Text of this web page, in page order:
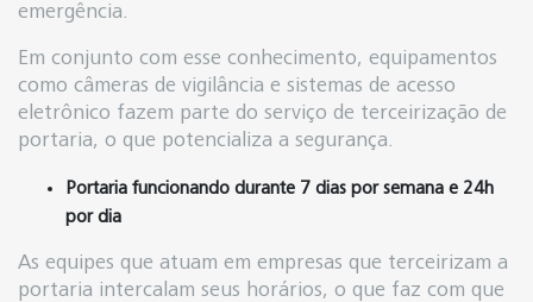
emergência.
Em conjunto com esse conhecimento, equipamentos
como câmeras de vigilância e sistemas de acesso
eletrônico fazem parte do serviço de terceirização de
portaria, o que potencializa a segurança.
Portaria funcionando durante 7 dias por semana e 24h
por dia
As equipes que atuam em empresas que terceirizam a
portaria intercalam seus horários, o que faz com que